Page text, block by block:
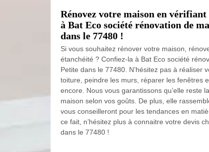
Rénovez votre maison en
à Bat Eco société rénovation de
dans le 77480 !
Si vous souhaitez rénover votre maison,
étanchéité ? Confiez-la à Bat Eco société
Petite dans le 77480. N’hésitez pas à réaliser
toiture, peindre les murs, réparer les fenêtres
encore. Nous vous garantissons qu’elle reste
maison selon vos goûts. De plus, elle
vous conseilleront pour les tendances en
ce fait, n’hésitez plus à connaitre votre devis
dans le 77480 !